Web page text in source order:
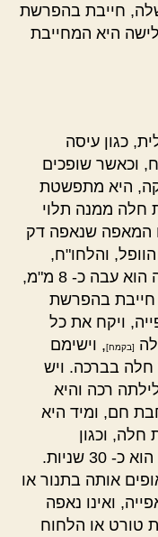
חייבת בהפרשת
היא המחייבת
כגון עיסה
וכאשר שופכים
היא מתפשטת
חלה ממנה תלוי
המאפה שנאפה דק
והלחו"ח,
פטורה מהפרשת חלה. ואם המאפה הוא עבה כ- 8 מ"מ,
חייבת בהפרשת
ויקח את כל
[בקמח], וישימם
בברכה. ויש
רכה והיא
חם, ומיד היא
וכגון
הבלינצ'ס שזמן אפייתו על המחבת הוא כ- 30 שניות.
אותה בתנור או
ואינו נאפה
טורט או הלחוח